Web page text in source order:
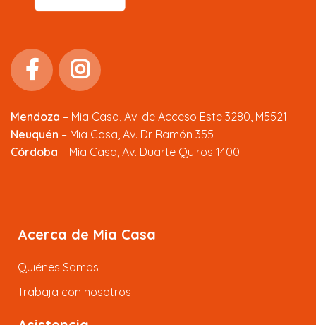
Mendoza – Mia Casa, Av. de Acceso Este 3280, M5521
Neuquén – Mia Casa, Av. Dr Ramón 355
Córdoba – Mia Casa, Av. Duarte Quiros 1400
Acerca de Mia Casa
Quiénes Somos
Trabaja con nosotros